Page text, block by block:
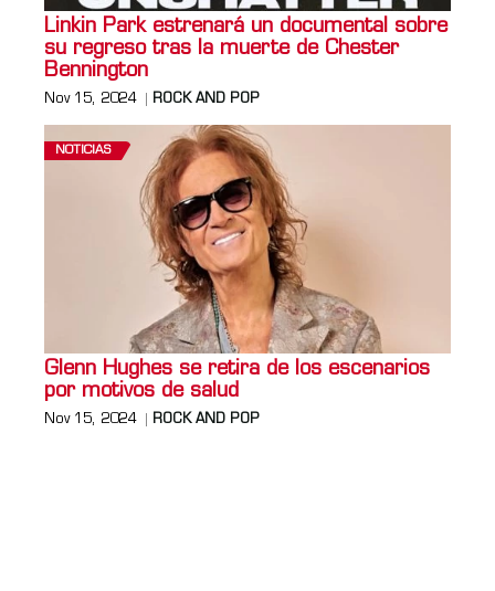
Linkin Park estrenará un documental sobre
su regreso tras la muerte de Chester
Bennington
Nov 15, 2024 ROCK AND POP
NOTICIAS
Glenn Hughes se retira de los escenarios
por motivos de salud
Nov 15, 2024 ROCK AND POP